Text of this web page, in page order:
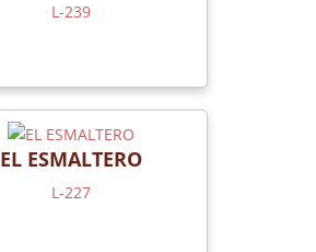
L-239
EL ESMALTERO
L-227